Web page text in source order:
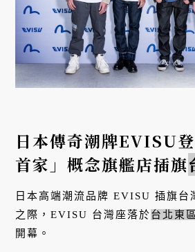
日本傳奇潮牌EVISU
首家」概念旗艦店插旗
日本高端潮流品牌 EVISU 插旗台
之際，EVISU 台灣座落於台北東區
開幕。